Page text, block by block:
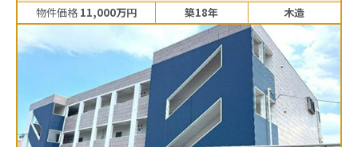
物件価格 11,000万円 築18年 木造